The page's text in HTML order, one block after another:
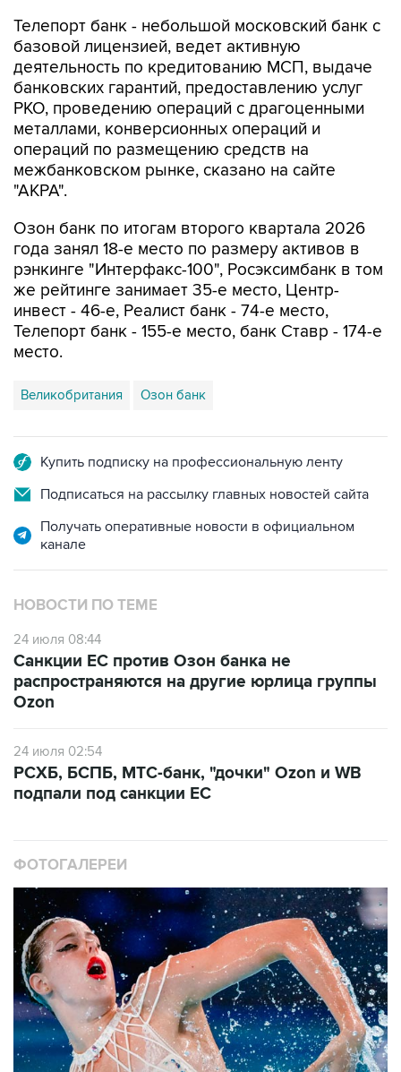
Телепорт банк - небольшой московский банк с
базовой лицензией, ведет активную
деятельность по кредитованию МСП, выдаче
банковских гарантий, предоставлению услуг
РКО, проведению операций с драгоценными
металлами, конверсионных операций и
операций по размещению средств на
межбанковском рынке, сказано на сайте
"АКРА".
Озон банк по итогам второго квартала 2026
года занял 18-е место по размеру активов в
рэнкинге "Интерфакс-100", Росэксимбанк в том
же рейтинге занимает 35-е место, Центр-
инвест - 46-е, Реалист банк - 74-е место,
Телепорт банк - 155-е место, банк Ставр - 174-е
место.
Великобритания Озон банк
Купить подписку на профессиональную ленту
Подписаться на рассылку главных новостей сайта
Получать оперативные новости в официальном
канале
НОВОСТИ ПО ТЕМЕ
24 июля 08:44
Санкции ЕС против Озон банка не
распространяются на другие юрлица группы
Ozon
24 июля 02:54
РСХБ, БСПБ, МТС-банк, "дочки" Ozon и WB
подпали под санкции ЕС
ФОТОГАЛЕРЕИ